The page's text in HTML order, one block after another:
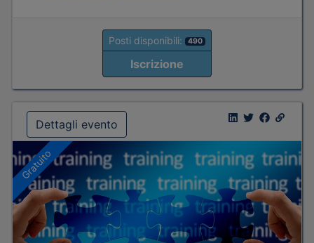
Posti disponibili: 490
Iscrizione
Dettagli evento
Gratuito